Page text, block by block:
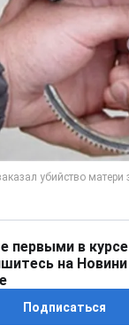
первыми в
на Новини
Подписаться